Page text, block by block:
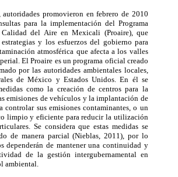
autoridades promovieron en febrero de 2010
para la implementación del Programa
del Aire en Mexicali (Proaire), que
y los esfuerzos del gobierno para
atmosférica que afecta a los valles
El Proaire es un programa oficial creado
por las autoridades ambientales locales,
de México y Estados Unidos. En él se
como la creación de centros para la
emisiones de vehículos y la implantación de
controlar sus emisiones contaminantes, o un
limpio y eficiente para reducir la utilización
Se considera que estas medidas se
de manera parcial (Nieblas, 2011), por lo
dependerán de mantener una continuidad y
de la gestión intergubernamental en
ambiental.